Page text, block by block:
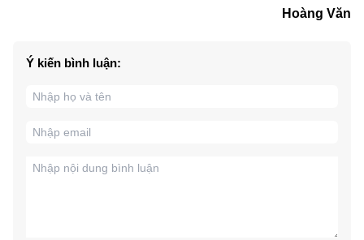
Hoàng Văn
Ý kiến bình luận: